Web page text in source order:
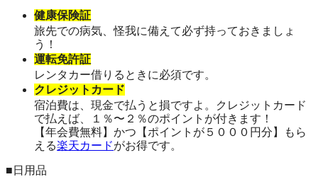
健康保険証
旅先での病気、怪我に備えて必ず持っておきましょ
う！
運転免許証
レンタカー借りるときに必須です。
クレジットカード
宿泊費は、現金で払うと損ですよ。クレジットカード
で払えば、１％〜２％のポイントが付きます！
【年会費無料】かつ【ポイントが５０００円分】もら
える楽天カードがお得です。
■日用品